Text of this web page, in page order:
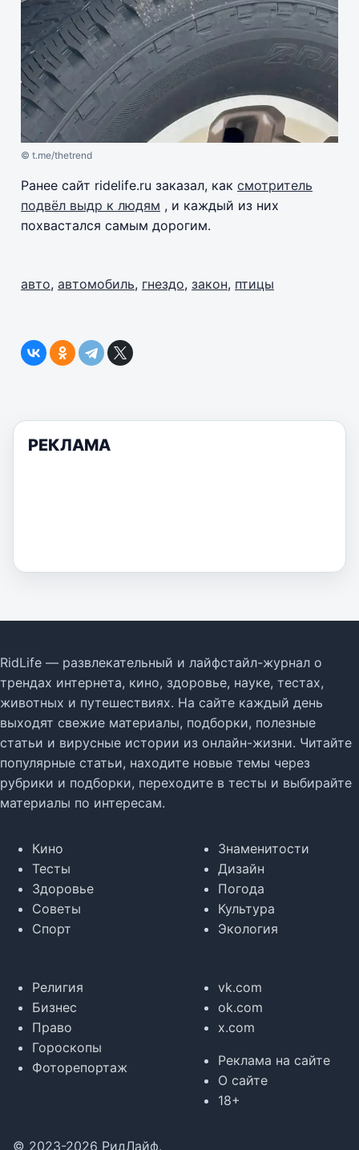
© t.me/thetrend
Ранее сайт ridelife.ru заказал, как смотритель
подвёл выдр к людям , и каждый из них
похвастался самым дорогим.
авто, автомобиль, гнездо, закон, птицы
РЕКЛАМА
RidLife — развлекательный и лайфстайл-журнал о
трендах интернета, кино, здоровье, науке, тестах,
животных и путешествиях. На сайте каждый день
выходят свежие материалы, подборки, полезные
статьи и вирусные истории из онлайн-жизни. Читайте
популярные статьи, находите новые темы через
рубрики и подборки, переходите в тесты и выбирайте
материалы по интересам.
Кино
Тесты
Здоровье
Советы
Спорт
Знаменитости
Дизайн
Погода
Культура
Экология
Религия
Бизнес
Право
Гороскопы
Фоторепортаж
vk.com
ok.com
x.com
Реклама на сайте
О сайте
18+
© 2023-2026 РидЛайф.